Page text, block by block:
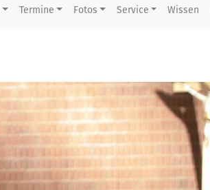
Termine Fotos Service Wissen